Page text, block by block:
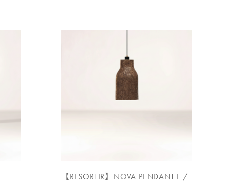
【RESORTIR】NOVA PENDANT L /